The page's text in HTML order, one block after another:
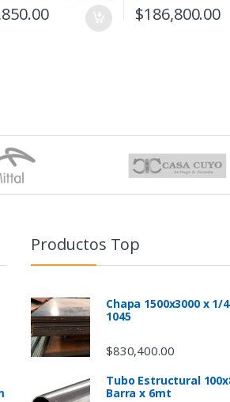
$186,800.00
Productos Top
Chapa 1500x3000 x 1/
1045
$830,400.00
Tubo Estructural
Barra x 6mt